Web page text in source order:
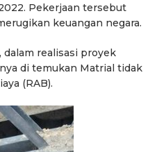
Pekerjaan tersebut
keuangan negara.
dalam realisasi proyek
di temukan Matrial tidak
(RAB).